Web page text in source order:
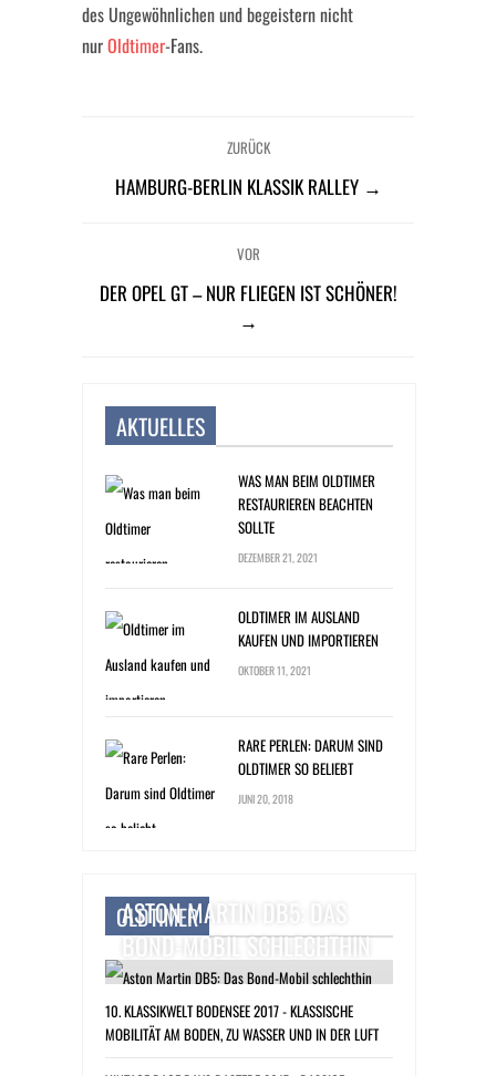
des Ungewöhnlichen und begeistern nicht
nurOldtimer-Fans.
ZURÜCK
HAMBURG-BERLIN KLASSIK RALLEY →
VOR
DER OPEL GT – NUR FLIEGEN IST SCHÖNER!
→
AKTUELLES
WAS MAN BEIM OLDTIMER
RESTAURIEREN BEACHTEN
SOLLTE
DEZEMBER 21, 2021
OLDTIMER IM AUSLAND
KAUFEN UND IMPORTIEREN
OKTOBER 11, 2021
RARE PERLEN: DARUM SIND
OLDTIMER SO BELIEBT
JUNI 20, 2018
OLDTIMER
ASTON MARTIN DB5: DAS
BOND-MOBIL SCHLECHTHIN
10. KLASSIKWELT BODENSEE 2017 - KLASSISCHE
MOBILITÄT AM BODEN, ZU WASSER UND IN DER LUFT